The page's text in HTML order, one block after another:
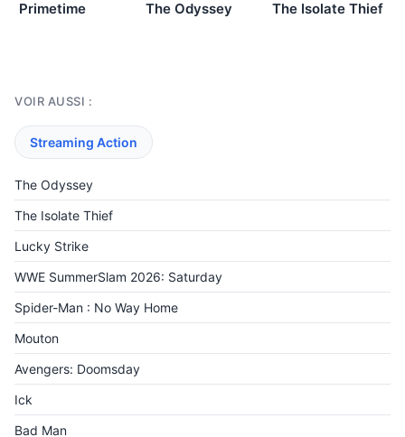
Primetime The Odyssey The Isolate Thief
VOIR AUSSI :
Streaming Action
The Odyssey
The Isolate Thief
Lucky Strike
WWE SummerSlam 2026: Saturday
Spider-Man : No Way Home
Mouton
Avengers: Doomsday
Ick
Bad Man